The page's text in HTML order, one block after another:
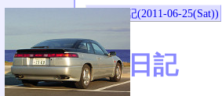
«前の日記(2011-06-25(Sat))
SVX日記